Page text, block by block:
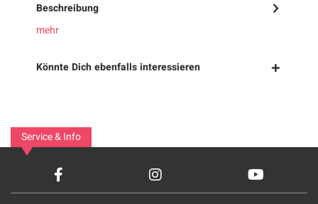
Beschreibung
mehr
Könnte Dich ebenfalls interessieren
Service & Info